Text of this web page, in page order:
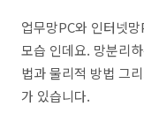
업무망PC와 인터넷
모습 인데요. 망분리
법과 물리적 방법 그
가 있습니다.